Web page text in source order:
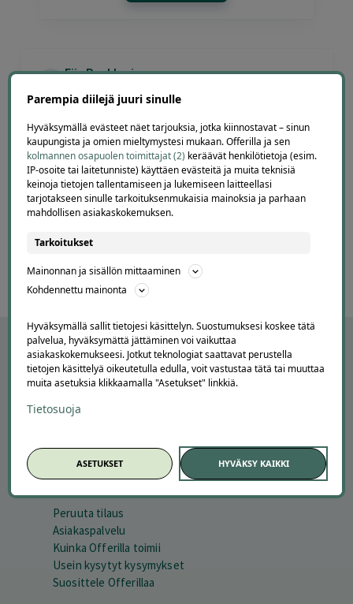
Eija Paukkuri
2 days ago
Maksaminen tökki ja siinä alennuksen saaminen.
Ohjelma väitti, että alennus oli jo käytetty.
Lisätty
Page
APUA JA NEUVOJA
Peruuta tilaus
Asiakaspalvelu
Kuinka Offerilla toimii
Usein kysytyt kysymykset
Suosittele Offerillaa
Parempia diilejä juuri sinulle
Hyväksymällä evästeet näet tarjouksia, jotka kiinnostavat – sinun
kaupungista ja omien mieltymystesi mukaan. Offerilla ja sen
kolmannen osapuolen toimittajat (2) keräävät henkilötietoja (esim.
IP-osoite tai laitetunniste) käyttäen evästeitä ja muita teknisiä
keinoja tietojen tallentamiseen ja lukemiseen laitteellasi
tarjotakseen sinulle tarkoituksenmukaisia mainoksia ja parhaan
mahdollisen asiakaskokemuksen.
Tarkoitukset
Mainonnan ja sisällön mittaaminen
Kohdennettu mainonta
Hyväksymällä sallit tietojesi käsittelyn. Suostumuksesi koskee tätä
palvelua, hyväksymättä jättäminen voi vaikuttaa
asiakaskokemukseesi. Jotkut teknologiat saattavat perustella
tietojen käsittelyä oikeutetulla edulla, voit vastustaa tätä tai muuttaa
muita asetuksia klikkaamalla "Asetukset" linkkiä.
Tietosuoja
ASETUKSET HYVÄKSY KAIKKI